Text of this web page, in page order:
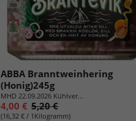
ABBA Branntweinhering
(Honig)245g
MHD 22.09.2026 Kühlver...
4,00 € 5,20 €
(16,32 € / 1Kilogramm)